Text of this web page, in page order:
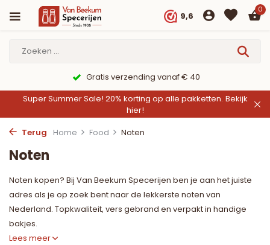
9,6
0
9,6/10 Webwinkelkeur ✔
Super Summer Sale! 20% korting op alle pakketten. Bekijk
hier!
Terug
Home Food Noten
Noten
Noten kopen? Bij Van Beekum Specerijen ben je aan het juiste
adres als je op zoek bent naar de lekkerste noten van
Nederland. Topkwaliteit, vers gebrand en verpakt in handige
bakjes.
Lees meer